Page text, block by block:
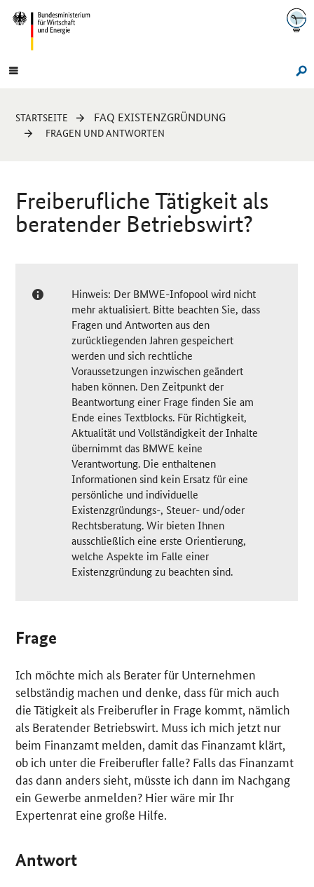
Navigation
Hauptmenü
Sie
sind
STARTSEITE FAQ EXISTENZGRÜNDUNG
FRAGEN UND ANTWORTEN
Freiberufliche Tätigkeit als
beratender Betriebswirt?
Hinweis: Der BMWE-Infopool wird nicht
mehr aktualisiert. Bitte beachten Sie, dass
Fragen und Antworten aus den
zurückliegenden Jahren gespeichert
werden und sich rechtliche
Voraussetzungen inzwischen geändert
haben können. Den Zeitpunkt der
Beantwortung einer Frage finden Sie am
Ende eines Textblocks. Für Richtigkeit,
Aktualität und Vollständigkeit der Inhalte
übernimmt das BMWE keine
Verantwortung. Die enthaltenen
Informationen sind kein Ersatz für eine
persönliche und individuelle
Existenzgründungs-, Steuer- und/oder
Rechtsberatung. Wir bieten Ihnen
ausschließlich eine erste Orientierung,
welche Aspekte im Falle einer
Existenzgründung zu beachten sind.
Frage
Ich möchte mich als Berater für Unternehmen
selbständig machen und denke, dass für mich auch
die Tätigkeit als Freiberufler in Frage kommt, nämlich
als Beratender Betriebswirt. Muss ich mich jetzt nur
beim Finanzamt melden, damit das Finanzamt klärt,
ob ich unter die Freiberufler falle? Falls das Finanzamt
das dann anders sieht, müsste ich dann im Nachgang
ein Gewerbe anmelden? Hier wäre mir Ihr
Expertenrat eine große Hilfe.
Antwort